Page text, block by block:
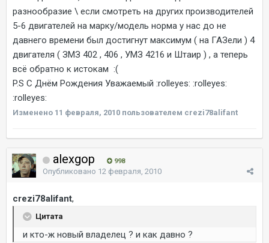
разнообразие \ если смотреть на других производителей
5-6 двигателей на марку/модель норма у нас до не
давнего времени был достигнут максимум ( на ГАЗели ) 4
двигателя ( ЗМЗ 402 , 406 , УМЗ 4216 и Штаир ) , а теперь
всё обратно к истокам :(
P.S С Днём Рождения Уважаемый :rolleyes: :rolleyes:
:rolleyes:
Изменено 11 февраля, 2010 пользователем crezi78alifant
alexgop 998
Опубликовано 12 февраля, 2010
crezi78alifant,
Цитата
и кто-ж новый владелец ? и как давно ?